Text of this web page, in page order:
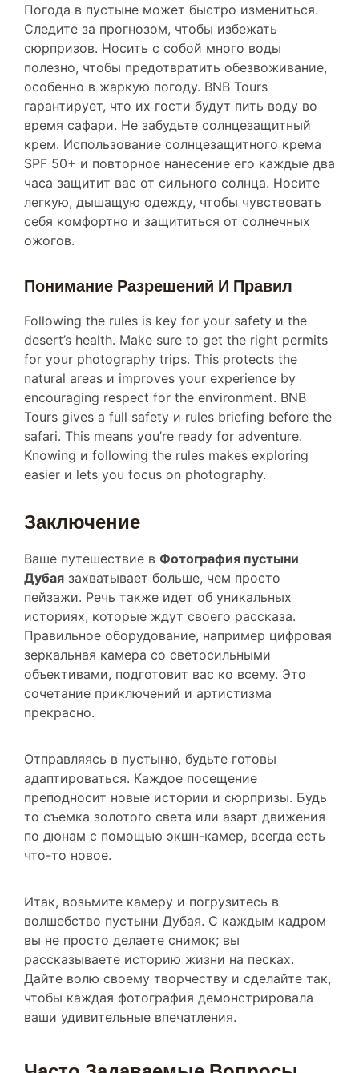
Следите за прогнозом, чтобы избежать
сюрпризов. Носить с собой много воды
полезно, чтобы предотвратить обезвоживание,
особенно в жаркую погоду. BNB Tours
гарантирует, что их гости будут пить воду во
время сафари. Не забудьте солнцезащитный
крем. Использование солнцезащитного крема
SPF 50+ и повторное нанесение его каждые два
часа защитит вас от сильного солнца. Носите
легкую, дышащую одежду, чтобы чувствовать
себя комфортно и защититься от солнечных
ожогов.
desert’s health. Make sure to get the right permits
for your photography trips. This protects the
natural areas и improves your experience by
encouraging respect for the environment. BNB
Tours gives a full safety и rules briefing before the
safari. This means you’re ready for adventure.
Knowing и following the rules makes exploring
easier и lets you focus on photography.
Дубаязахватывает больше, чем просто
пейзажи. Речь также идет об уникальных
историях, которые ждут своего рассказа.
Правильное оборудование, например цифровая
зеркальная камера со светосильными
объективами, подготовит вас ко всему. Это
сочетание приключений и артистизма
прекрасно.
адаптироваться. Каждое посещение
преподносит новые истории и сюрпризы. Будь
то съемка золотого света или азарт движения
по дюнам с помощью экшн-камер, всегда есть
что-то новое.
волшебство пустыни Дубая. С каждым кадром
вы не просто делаете снимок; вы
рассказываете историю жизни на песках.
Дайте волю своему творчеству и сделайте так,
чтобы каждая фотография демонстрировала
ваши удивительные впечатления.